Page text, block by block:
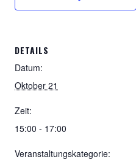
DETAILS
Datum:
Oktober 21
Zeit:
15:00 - 17:00
Veranstaltungskategorie: